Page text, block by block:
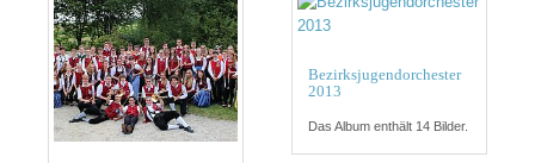
Bezirksjugendorchester
2013
Das Album enthält 14 Bilder.